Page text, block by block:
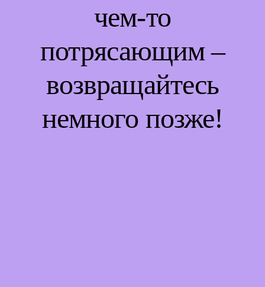
чем-то
потрясающим –
возвращайтесь
немного позже!